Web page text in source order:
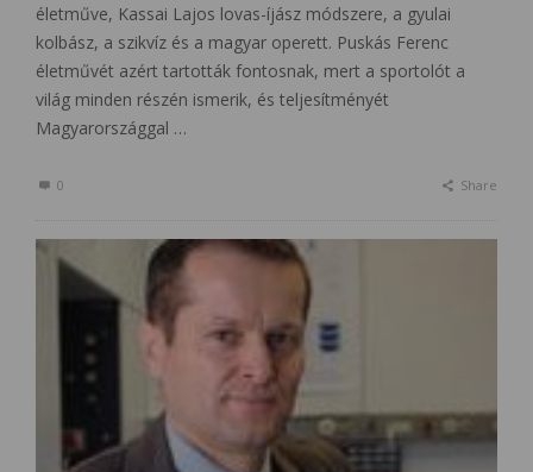
életműve, Kassai Lajos lovas-íjász módszere, a gyulai
kolbász, a szikvíz és a magyar operett. Puskás Ferenc
életművét azért tartották fontosnak, mert a sportolót a
világ minden részén ismerik, és teljesítményét
Magyarországgal …
0 Share